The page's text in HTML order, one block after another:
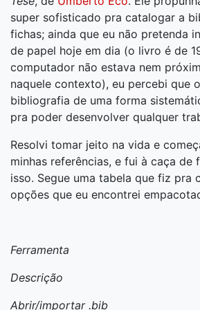
super sofisticado pra catalogar a
fichas; ainda que eu não pretenda
de papel hoje em dia (o livro é de
computador não estava nem
naquele contexto), eu percebi que
bibliografia de uma forma
pra poder desenvolver qualquer
Resolvi tomar jeito na vida e
minhas referências, e fui à caça de
isso. Segue uma tabela que fiz pra
opções que eu encontrei
Ferramenta
Descrição
Abrir/importar .bib